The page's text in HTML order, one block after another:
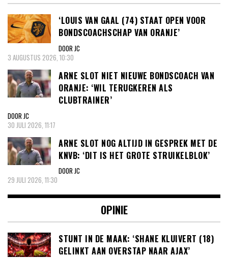
‘LOUIS VAN GAAL (74) STAAT OPEN VOOR
BONDSCOACHSCHAP VAN ORANJE’
DOOR JC
3 AUGUSTUS 2026, 10:30
ARNE SLOT NIET NIEUWE BONDSCOACH VAN
ORANJE: ‘WIL TERUGKEREN ALS
CLUBTRAINER’
DOOR JC
30 JULI 2026, 11:17
ARNE SLOT NOG ALTIJD IN GESPREK MET DE
KNVB: ‘DIT IS HET GROTE STRUIKELBLOK’
DOOR JC
29 JULI 2026, 11:30
OPINIE
STUNT IN DE MAAK: ‘SHANE KLUIVERT (18)
GELINKT AAN OVERSTAP NAAR AJAX’